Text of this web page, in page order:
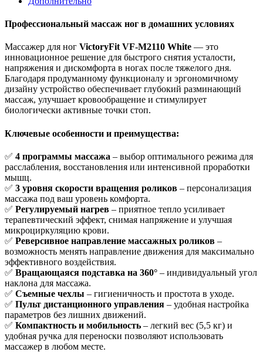
Профессиональный массаж ног в домашних условиях
Массажер для ног VictoryFit VF-M2110 White — это
инновационное решение для быстрого снятия усталости,
напряжения и дискомфорта в ногах после тяжелого дня.
Благодаря продуманному функционалу и эргономичному
дизайну устройство обеспечивает глубокий разминающий
массаж, улучшает кровообращение и стимулирует
биологически активные точки стоп.
Ключевые особенности и преимущества:
✅ 4 программы массажа – выбор оптимального режима для
расслабления, восстановления или интенсивной проработки
мышц.
✅ 3 уровня скорости вращения роликов – персонализация
массажа под ваш уровень комфорта.
✅ Регулируемый нагрев – приятное тепло усиливает
терапевтический эффект, снимая напряжение и улучшая
микроциркуляцию крови.
✅ Реверсивное направление массажных роликов –
возможность менять направление движения для максимально
эффективного воздействия.
✅ Вращающаяся подставка на 360° – индивидуальный угол
наклона для массажа.
✅ Съемные чехлы – гигиеничность и простота в уходе.
✅ Пульт дистанционного управления – удобная настройка
параметров без лишних движений.
✅ Компактность и мобильность – легкий вес (5,5 кг) и
удобная ручка для переноски позволяют использовать
массажер в любом месте.